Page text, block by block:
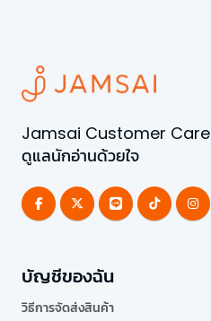
Jamsai Customer Care
ดูแลนักอ่านด้วยใจ
บัญชีของฉัน
วิธีการจัดส่งสินค้า